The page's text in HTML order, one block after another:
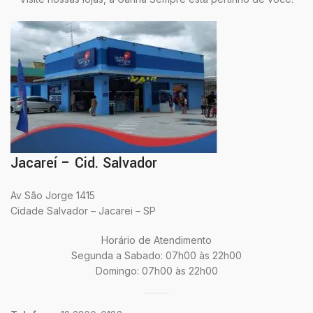
Jacareí – Cid. Salvador
Av São Jorge 1415
Cidade Salvador – Jacarei – SP
Horário de Atendimento
Segunda a Sabado: 07h00 às 22h00
Domingo: 07h00 às 22h00